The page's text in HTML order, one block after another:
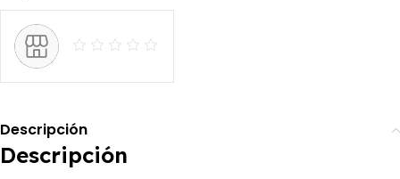
Descripción
Descripción